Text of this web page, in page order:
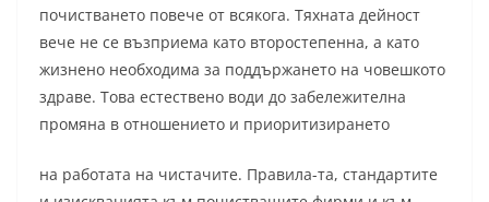
почистването повече от всякога. Тяхната дейност
вече не се възприема като второстепенна, а като
жизнено необходима за поддържането на човешкото
здраве. Това естествено води до забележителна
промяна в отношението и приоритизирането
на работата на чистачите. Правила-та, стандартите